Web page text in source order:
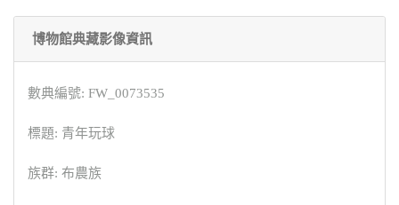
博物館典藏影像資訊
數典編號: FW_0073535
標題: 青年玩球
族群: 布農族